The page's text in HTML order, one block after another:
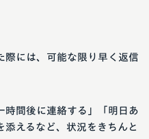
際には、可能な限り早く返信
時間後に連絡する」「明日あ
添えるなど、状況をきちんと